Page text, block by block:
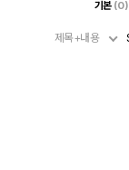
기본 (0)
제목+내용